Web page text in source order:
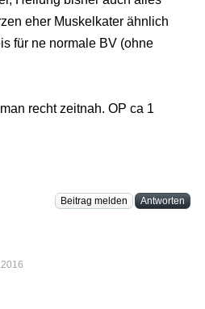
eher Muskelkater ähnlich
für ne normale BV (ohne
recht zeitnah. OP ca 1
Beitrag melden Antworten